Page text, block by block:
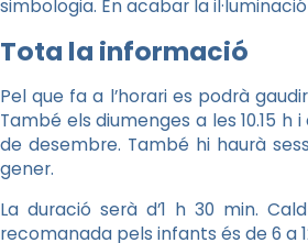
simbologia. En acabar la
Tota la informació
Pel que fa a l’horari es podrà
També els diumenges a les 10.15
de desembre. També hi haurà
gener.
La duració serà d’1 h 30 min.
recomanada pels infants és de 6 a